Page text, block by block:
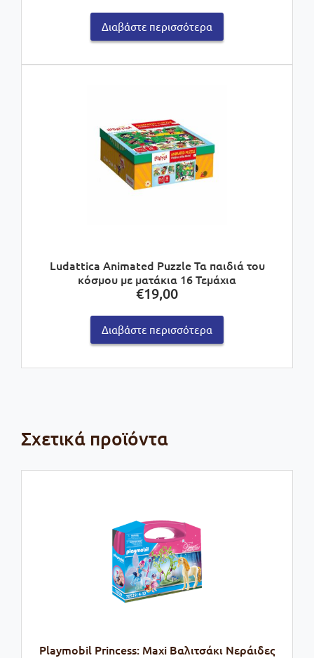
Διαβάστε περισσότερα
Ludattica Animated Puzzle Τα παιδιά του
κόσμου με ματάκια 16 Τεμάχια
€19,00
Διαβάστε περισσότερα
Σχετικά προϊόντα
Playmobil Princess: Maxi Βαλιτσάκι Νεράιδες